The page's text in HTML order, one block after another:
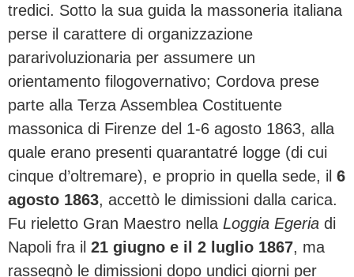
tredici. Sotto la sua guida la massoneria italiana
perse il carattere di organizzazione
pararivoluzionaria per assumere un
orientamento filogovernativo; Cordova prese
parte alla Terza Assemblea Costituente
massonica di Firenze del 1-6 agosto 1863, alla
quale erano presenti quarantatré logge (di cui
cinque d’oltremare), e proprio in quella sede, il 6
agosto 1863, accettò le dimissioni dalla carica.
Fu rieletto Gran Maestro nella Loggia Egeria di
Napoli fra il 21 giugno e il 2 luglio 1867, ma
rassegnò le dimissioni dopo undici giorni per